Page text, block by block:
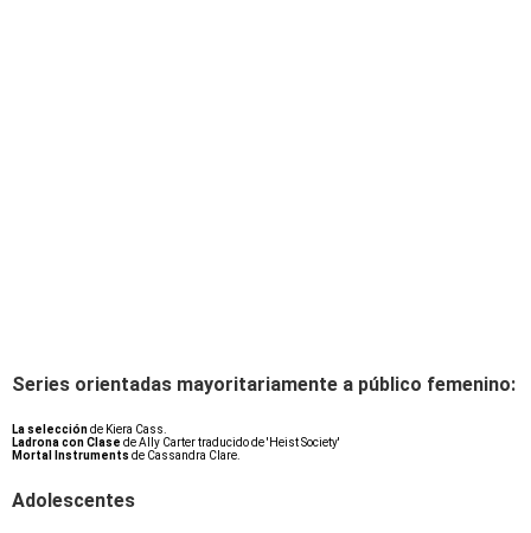
Series orientadas mayoritariamente a público femenino:
La selecciónde Kiera Cass.
Ladrona con Clase de Ally Carter traducido de 'Heist Society'
Mortal Instruments de Cassandra Clare.
Adolescentes